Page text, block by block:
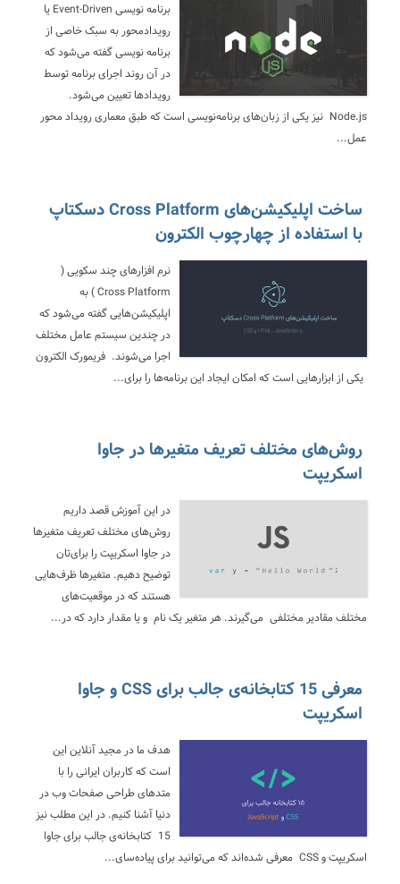
برنامه نویسی Event-Driven یا
رویدادمحور به سبک خاصی از
برنامه نویسی گفته می‌شود که
در آن روند اجرای برنامه توسط
رویدادها تعیین می‌شود.
Node.js نیز یکی از زبان‌های برنامه‌نویسی است که طبق معماری رویداد محور
عمل...
ساخت اپلیکیشن‌های Cross Platform دسکتاپ
با استفاده از چهارچوب الکترون
نرم افزارهای چند سکویی (
Cross Platform ) به
اپلیکیشن‌هایی گفته می‌شود که
در چندین سیستم عامل مختلف
اجرا می‌شوند. فریمورک الکترون
یکی از ابزارهایی است که امکان ایجاد این برنامه‌ها را برای...
روش‌های مختلف تعریف متغیرها در جاوا
اسکریپت
در این آموزش قصد داریم
روش‌های مختلف تعریف متغیرها
در جاوا اسکریپت را برای‌تان
توضیح دهیم. متغیرها ظرف‌هایی
هستند که در موقعیت‌های
مختلف مقادیر مختلفی می‌گیرند. هر متغیر یک نام و یا مقدار دارد که در...
معرفی 15 کتابخانه‌ی جالب برای CSS و جاوا
اسکریپت
هدف ما در مجید آنلاین این
است که کاربران ایرانی را با
متدهای طراحی صفحات وب در
دنیا آشنا کنیم. در این مطلب نیز
15 کتابخانه‌ی جالب برای جاوا
اسکریپت و CSS معرفی شده‌اند که می‌توانید برای پیاده‌سای...